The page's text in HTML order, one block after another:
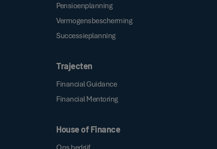
Pensioenplanning
Vermogensbescherming
Successieplanning
Trajecten
Financial Guidance
Financial Mentoring
House of Finance